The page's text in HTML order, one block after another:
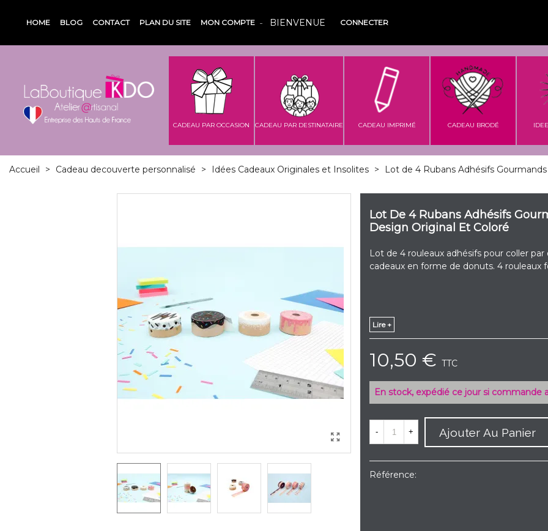
HOME BLOG CONTACT PLAN DU SITE MON COMPTE BIENVENUE CONNECTER
CADEAU PAR OCCASION CADEAU PAR DESTINATAIRE CADEAU IMPRIMÉ CADEAU BRODÉ
Accueil > Cadeau decouverte personnalisé > Idées Cadeaux Originales et Insolites > Lot de 4 Rubans Adhésifs
Lot De 4 Rubans Adhésifs
Design Original Et Coloré
Lot de 4 rouleaux adhésifs pour coller
cadeaux en forme de donuts. 4 rouleaux
Lire +
10,50 € TTC
En stock, expédié ce jour si commande
- + Ajouter Au Panier
Référence: